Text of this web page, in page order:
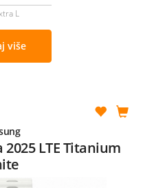
L
više
LTE Titanium